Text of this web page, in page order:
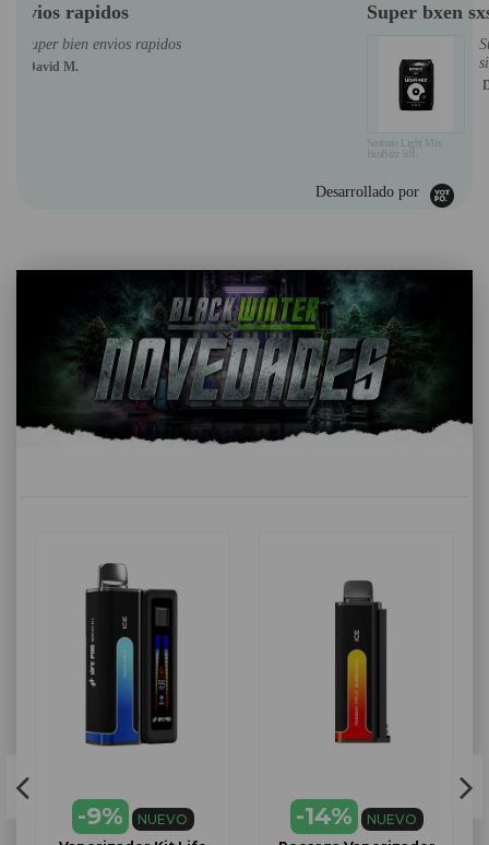
Super bxen sxstrato no falla
Super bxen sxstrato no falla
Desarrollado por
-9%
NUEVO
-14%
NUEVO